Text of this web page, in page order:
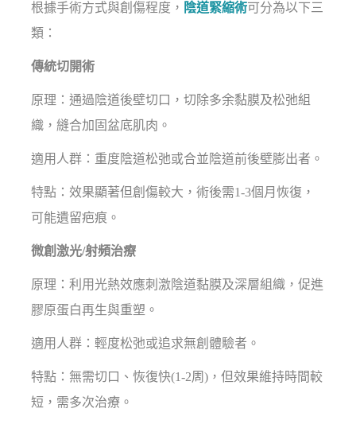
根據手術方式與創傷程度， 陰道緊縮術可分為以下三
類：
傳統切開術
原理：通過陰道後壁切口，切除多余黏膜及松弛組
織，縫合加固盆底肌肉。
適用人群：重度陰道松弛或合並陰道前後壁膨出者。
特點：效果顯著但創傷較大，術後需1-3個月恢復，
可能遺留疤痕。
微創激光/射頻治療
原理：利用光熱效應刺激陰道黏膜及深層組織，促進
膠原蛋白再生與重塑。
適用人群：輕度松弛或追求無創體驗者。
特點：無需切口、恢復快(1-2周)，但效果維持時間較
短，需多次治療。